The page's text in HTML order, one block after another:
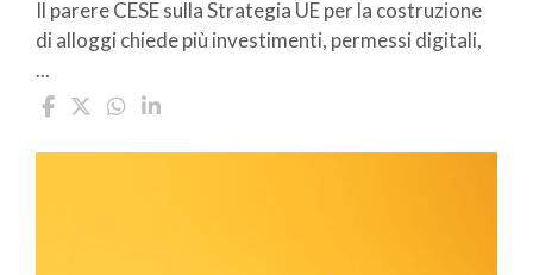
Il parere CESE sulla Strategia UE per la costruzione
di alloggi chiede più investimenti, permessi digitali,
...